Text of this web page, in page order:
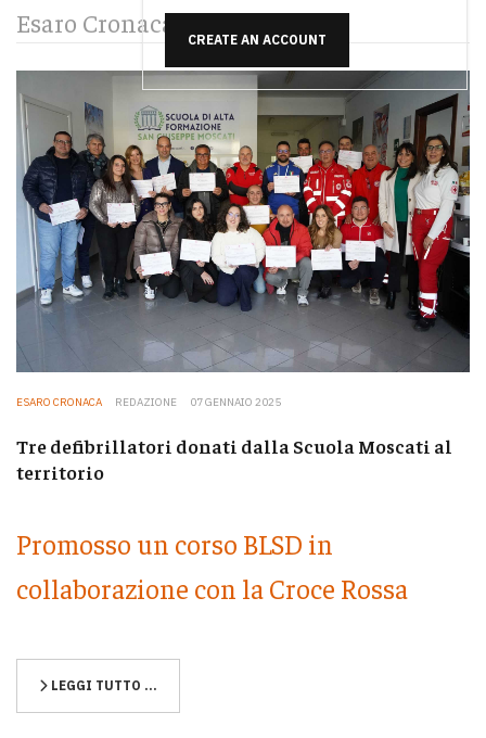
CREATE AN ACCOUNT
Esaro Cronaca
ESARO CRONACA REDAZIONE 07 GENNAIO 2025
Tre defibrillatori donati dalla Scuola Moscati al
territorio
Promosso un corso BLSD in
collaborazione con la Croce Rossa
LEGGI TUTTO …